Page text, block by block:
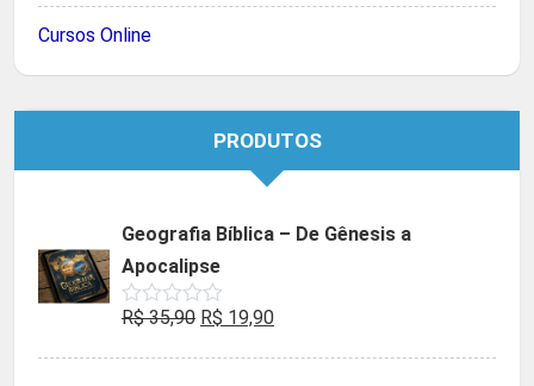
Cursos Online
PRODUTOS
Geografia Bíblica – De Gênesis a
Apocalipse
Avaliação
de
R$35,90 O
R$ 19,90O